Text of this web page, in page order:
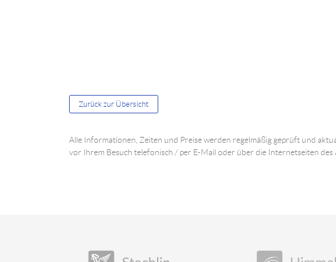
Zurück zur Übersicht
Alle Informationen, Zeiten und Preise werden regelmäßig geprüft und
vor Ihrem Besuch telefonisch / per E-Mail oder über die Internetseiten des